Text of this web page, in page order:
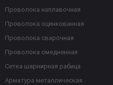
Проволока наплавочная
Проволока оцинкованная
Проволока сварочная
Проволока омедненная
Сетка шарнирная рабица
Арматура металлическая